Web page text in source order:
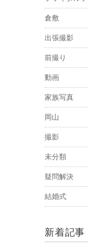
倉敷
出張撮影
前撮り
動画
家族写真
岡山
撮影
未分類
疑問解決
結婚式
新着記事